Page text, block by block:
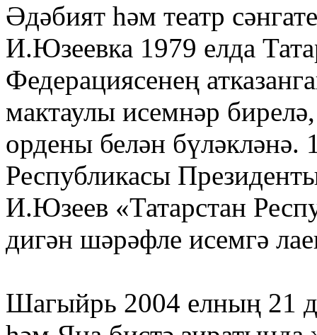
Әдәбият һәм театр
И.Юзеевка 1979 елда
Федерациясенең
мактаулы исемнәр
ордены белән бүләкләнә.
Республикасы
И.Юзеев «Татарстан
дигән шәрәфле исемгә
Шагыйрь 2004 елның 21